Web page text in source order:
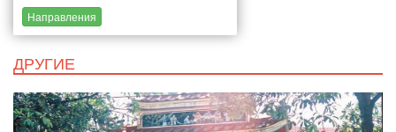
Направления
ДРУГИЕ